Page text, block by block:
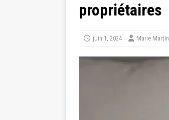
propriétaires
juin 1, 2024 Marie Martin